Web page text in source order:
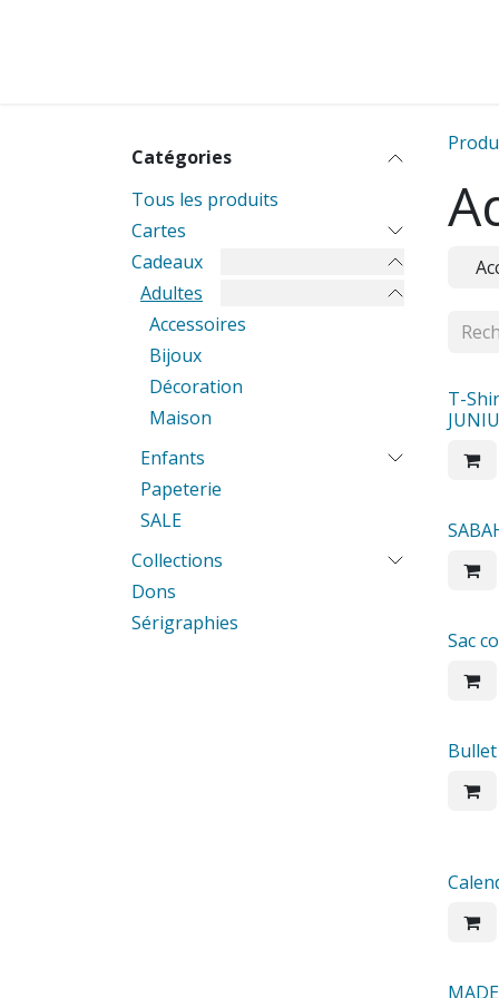
Catégories
Tous les produits
Cartes
Cadeaux
Adultes
Accessoires
Bijoux
Décoration
Maison
Enfants
Papeterie
SALE
Collections
Dons
Sérigraphies
T-
Sac
Sale